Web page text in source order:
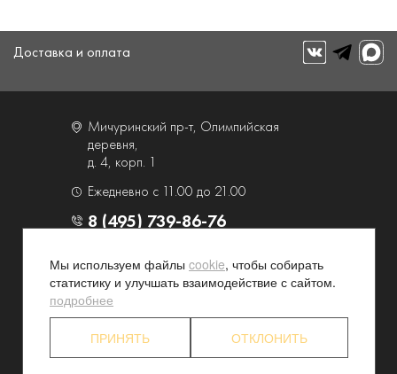
Доставка и оплата
Мичуринский пр-т, Олимпийская
деревня,
д. 4, корп. 1
Ежедневно с 11.00 до 21.00
8 (495) 739-86-76
О компании
Услуги
Контакты и схема проезда
Наши преимущества
Партнерские программы
Конфиденциальность
Акционерам
Мы используем файлы cookie, чтобы собирать
статистику и улучшать взаимодействие с сайтом.
подробнее
ПРИНЯТЬ ОТКЛОНИТЬ